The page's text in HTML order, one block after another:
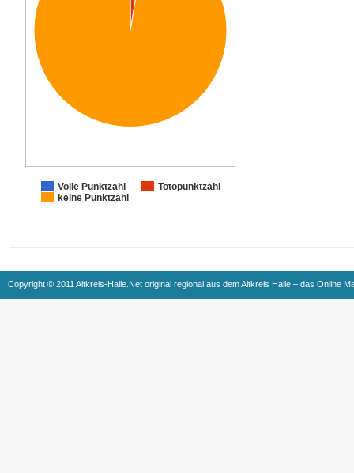
Volle Punktzahl
Totopunktzahl
keine Punktzahl
Copyright © 2011 Altkreis-Halle.Net original regional aus dem Altkreis Halle – das Online